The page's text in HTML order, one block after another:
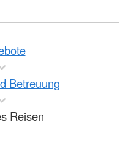
Betreuung
Reisen